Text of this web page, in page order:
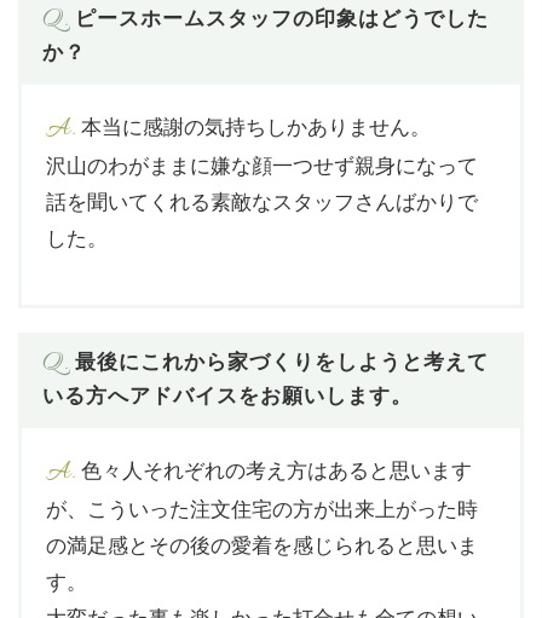
Q. ピースホームスタッフの印象はどうでした
か？
A. 本当に感謝の気持ちしかありません。
沢山のわがままに嫌な顔一つせず親身になって
話を聞いてくれる素敵なスタッフさんばかりで
した。
Q. 最後にこれから家づくりをしようと考えて
いる方へアドバイスをお願いします。
A. 色々人それぞれの考え方はあると思います
が、こういった注文住宅の方が出来上がった時
の満足感とその後の愛着を感じられると思いま
す。